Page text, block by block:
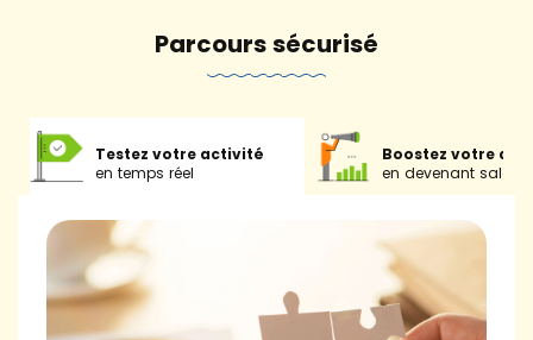
Parcours sécurisé
Testez votre activité
en temps réel
Boostez votre
en devenant salarié